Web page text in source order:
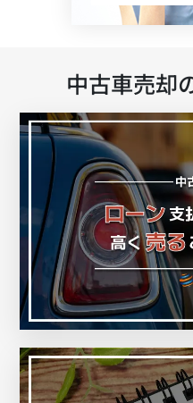
中古車売却